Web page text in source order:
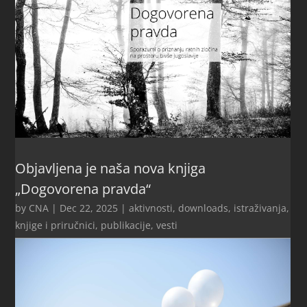
Objavljena je naša nova knjiga
„Dogovorena pravda“
by CNA | Dec 22, 2025 |aktivnosti, downloads, istraživanja,
knjige i priručnici, publikacije,vesti